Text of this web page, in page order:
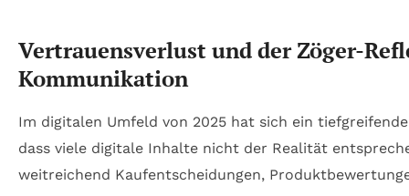
Vertrauensverlust und der Zöger-
Kommunikation
Im digitalen Umfeld von 2025 hat sich ein
dass viele digitale Inhalte nicht der Realität
weitreichend Kaufentscheidungen,